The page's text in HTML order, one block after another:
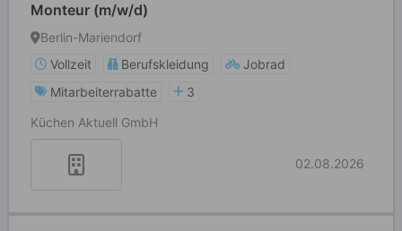
Monteur (m/w/d)
Berlin-Mariendorf
Vollzeit
Berufskleidung
Jobrad
Mitarbeiterrabatte
3
Küchen Aktuell GmbH
02.08.2026